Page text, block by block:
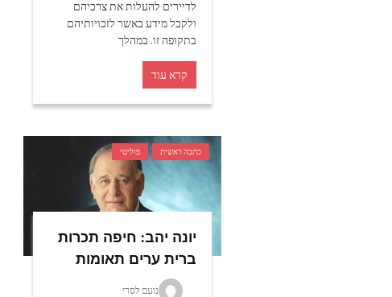
לדיירים להעלות את צרכיהם
ולקבל מידע באשר לזכויותיהם
בתקופה זו. במהלך
קרא עוד
כתבה ראשית פוליטי
יונה יהב: חיפה תכרות
ברית ערים תאומות
נועם לסרי